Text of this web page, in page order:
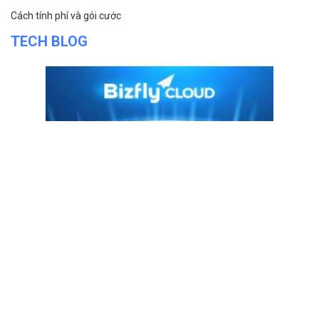
Cách tính phí và gói cước
TECH BLOG